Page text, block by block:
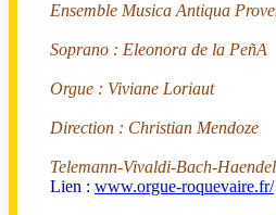
Ensemble Musica Antiqua
Soprano : Eleonora de la PeñA
Orgue : Viviane Loriaut
Direction : Christian Mendoze
Telemann-Vivaldi-Bach-Haendel
Lien : www.orgue-roquevaire.fr/